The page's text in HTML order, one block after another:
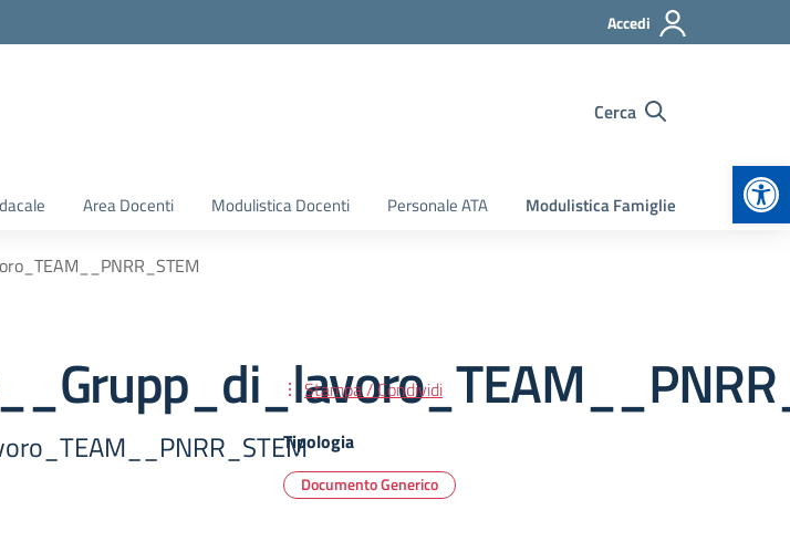
Accedi
Cerca
Area Docenti Modulistica Docenti Personale ATA Modulistica Famiglie
Stampa / Condividi
Tipologia
Documento Generico